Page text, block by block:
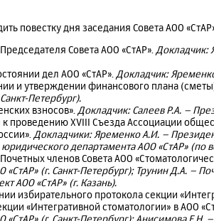
повестку дня заседания Совета АОО
Совета АОО «СтАР». Докладчик:
дел АОО «СтАР». Докладчик:
и утверждении финансового плана
Петербург).
взносов». Докладчик: Салеев Р.А. –
к проведению XVIII Съезда Ассоциации
Докладчики:ЯременкоА.И. –
департамента АОО «СтАР» (по
членов Совета АОО
«СтАР» (г. Санкт-Петербург); Трунин Д.А. –
АОО «СтАР» (г. Казань).
избирательного протокола секции
«Интегративной стоматологии» в АОО
«СтАР» (г. Санкт-Петербург); Анисимова Е.Н.